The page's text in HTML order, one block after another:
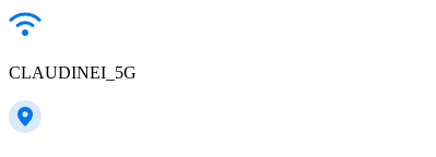
CLAUDINEI_5G